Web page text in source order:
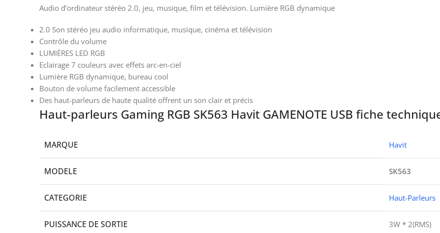
Audio d’ordinateur stéréo 2.0, jeu, musique, film et télévision. Lumière RGB dynamique
2.0 Son stéréo jeu audio informatique, musique, cinéma et télévision
Contrôle du volume
LUMIÈRES LED RGB
Eclairage 7 couleurs avec effets arc-en-ciel
Lumière RGB dynamique, bureau cool
Bouton de volume facilement accessible
Des haut-parleurs de haute qualité offrent un son clair et précis
Haut-parleurs Gaming RGB SK563 Havit GAMENOTE USB fiche
MARQUE Havit
MODELE SK563
CATEGORIE Haut-Parleurs
PUISSANCE DE SORTIE 3W * 2(RMS)